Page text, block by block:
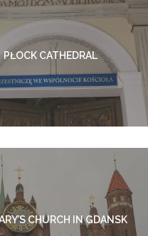
PŁOCK CATHEDRAL
CHURCH IN GDANSK